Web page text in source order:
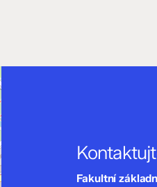
Fakultní